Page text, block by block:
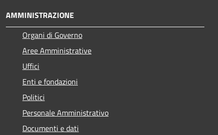
AMMINISTRAZIONE
Organi di Governo
Aree Amministrative
Uffici
Enti e fondazioni
Politici
Personale Amministrativo
Documenti e dati